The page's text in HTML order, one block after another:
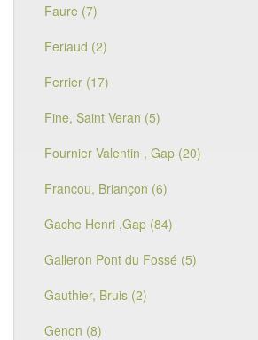
Faure (7)
Feriaud (2)
Ferrier (17)
Fine, Saint Veran (5)
Fournier Valentin , Gap (20)
Francou, Briançon (6)
Gache Henri ,Gap (84)
Galleron Pont du Fossé (5)
Gauthier, Bruis (2)
Genon (8)